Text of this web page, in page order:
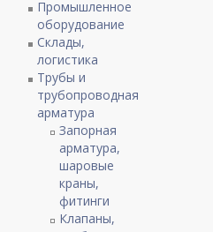
Промышленное
оборудование
Склады,
логистика
Трубы и
трубопроводная
арматура
Запорная
арматура,
шаровые
краны,
фитинги
Клапаны,